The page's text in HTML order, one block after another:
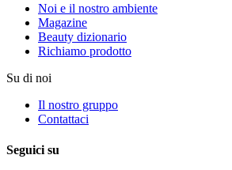
Noi e il nostro ambiente
Magazine
Beauty dizionario
Richiamo prodotto
Su di noi
Il nostro gruppo
Contattaci
Seguici su